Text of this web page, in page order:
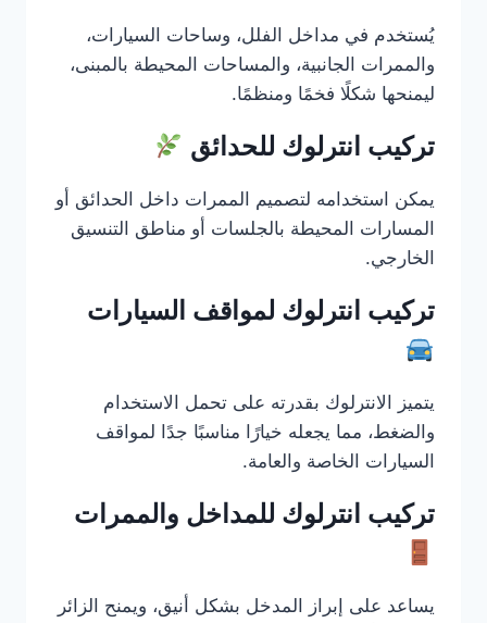
يُستخدم في مداخل الفلل، وساحات السيارات،
والممرات الجانبية، والمساحات المحيطة بالمبنى،
ليمنحها شكلًا فخمًا ومنظمًا.
تركيب انترلوك للحدائق
يمكن استخدامه لتصميم الممرات داخل الحدائق أو
المسارات المحيطة بالجلسات أو مناطق التنسيق
الخارجي.
تركيب انترلوك لمواقف السيارات
يتميز الانترلوك بقدرته على تحمل الاستخدام
والضغط، مما يجعله خيارًا مناسبًا جدًا لمواقف
السيارات الخاصة والعامة.
تركيب انترلوك للمداخل والممرات
يساعد على إبراز المدخل بشكل أنيق، ويمنح الزائر